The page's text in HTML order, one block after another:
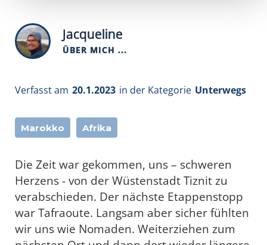
Jacqueline
ÜBER MICH ...
Verfasst am 20.1.2023 in der Kategorie Unterwegs
Marokko Afrika
Die Zeit war gekommen, uns – schweren
Herzens - von der Wüstenstadt Tiznit zu
verabschieden. Der nächste Etappenstopp
war Tafraoute. Langsam aber sicher fühlten
wir uns wie Nomaden. Weiterziehen zum